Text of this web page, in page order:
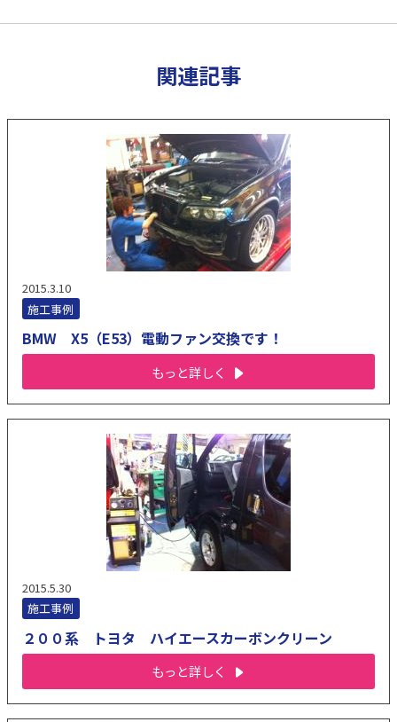
関連記事
2015.3.10
施工事例
BMW X5（E53）電動ファン交換です！
もっと詳しく
2015.5.30
施工事例
２００系 トヨタ ハイエースカーボンクリーン
もっと詳しく